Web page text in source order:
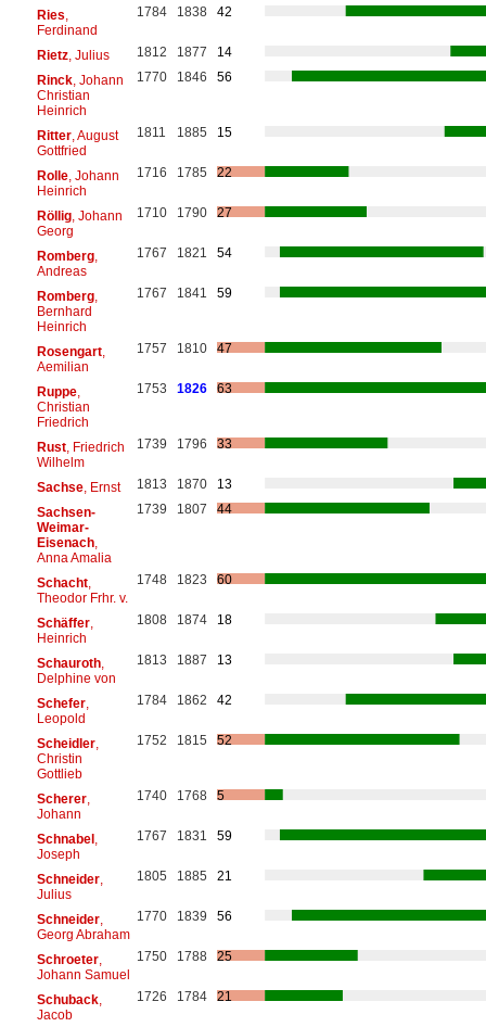
Ries
Ferdinand
1784 1838 42
Rietz, Julius 1812 1877
14
Rinck, Johann
Christian
Heinrich
1770 1846 56
Ritter, August
Gottfried
1811 1885 15
Rolle, Johann
Heinrich
1716 1785 22
Röllig, Johann
Georg
1710 1790 27
Romberg,
Andreas
1767 1821 54
Romberg,
Bernhard
Heinrich
1767 1841 59
Rosengart,
Aemilian
1757 1810 47
Ruppe,
Christian
Friedrich
1753 1826 63
Rust, Friedrich
Wilhelm
1739 1796 33
Sachse, Ernst 1813 1870
13
Sachsen-
Weimar-
Eisenach,
Anna Amalia
1739 1807 44
Schacht,
Theodor Frhr. v.
1748 1823 60
Schäffer,
Heinrich
1808 1874 18
Schauroth,
Delphine von
1813 1887 13
Schefer,
Leopold
1784 1862 42
Scheidler,
Christin
Gottlieb
1752 1815 52
Scherer,
Johann
1740 1768 5
Schnabel,
Joseph
1767 1831 59
Schneider,
Julius
1805 1885 21
Schneider,
Georg Abraham
1770 1839 56
Schroeter,
Johann Samuel
1750 1788 25
Schuback,
Jacob
1726 1784 21